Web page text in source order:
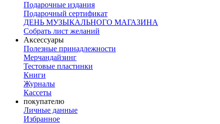
Подарочные издания
Подарочный сертификат
ДЕНЬ МУЗЫКАЛЬНОГО МАГАЗИНА
Собрать лист желаний
Аксессуары
Полезные принадлежности
Мерчандайзинг
Тестовые пластинки
Книги
Журналы
Кассеты
покупателю
Личные данные
Избранное